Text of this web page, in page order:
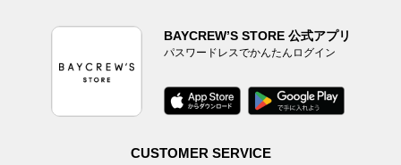
BAYCREW’S STORE 公式アプリ
パスワードレスでかんたんログイン
CUSTOMER SERVICE